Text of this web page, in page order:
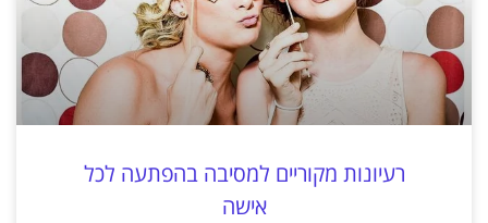
רעיונות מקוריים למסיבה בהפתעה לכל
אישה